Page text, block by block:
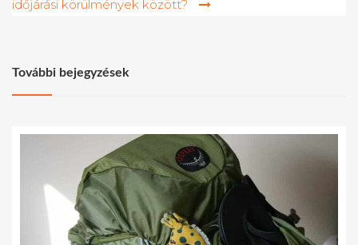
időjárási körülmények között?
További bejegyzések